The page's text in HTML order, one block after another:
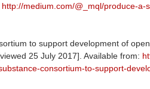
http://medium.com/@_mql/produce-
to support development of
25 July 2017]. Available from:
consortium-to-support-